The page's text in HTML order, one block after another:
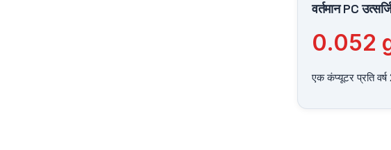
वर्तमान PC
0.065
एक कंप्यूटर प्रति